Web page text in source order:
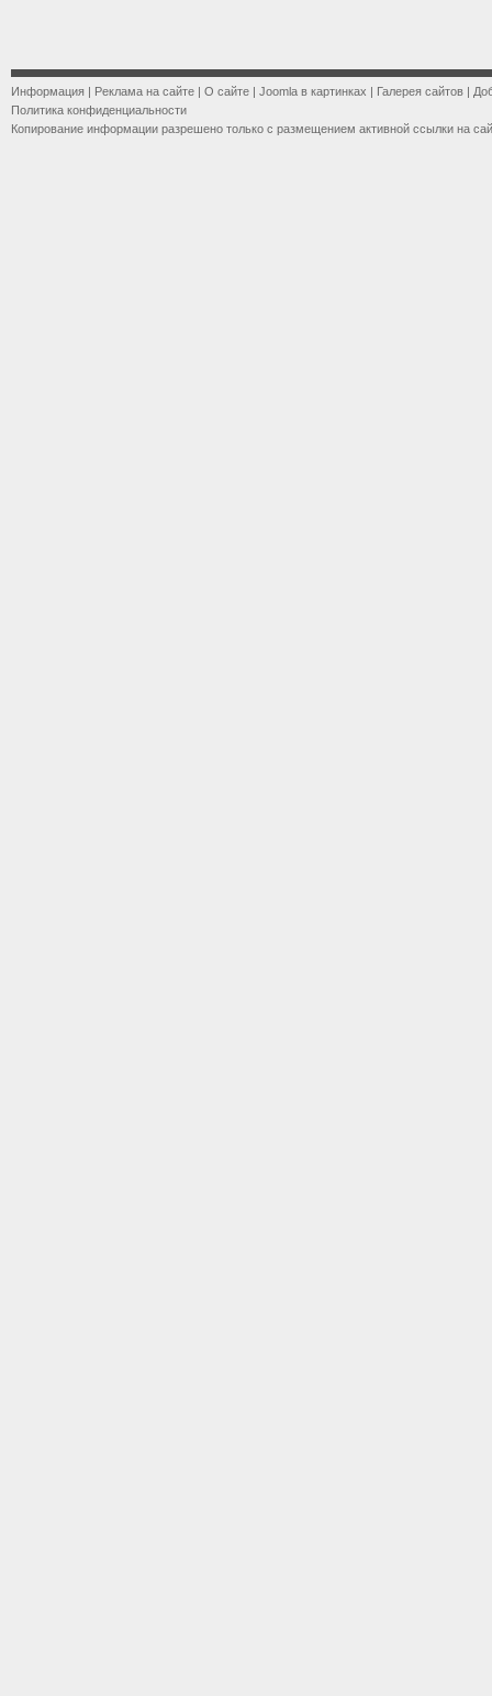
Информация | Реклама на сайте | О сайте | Joomla в картинках | Галерея сайтов |
Политика конфиденциальности
Копирование информации разрешено только с размещением активной ссылки на